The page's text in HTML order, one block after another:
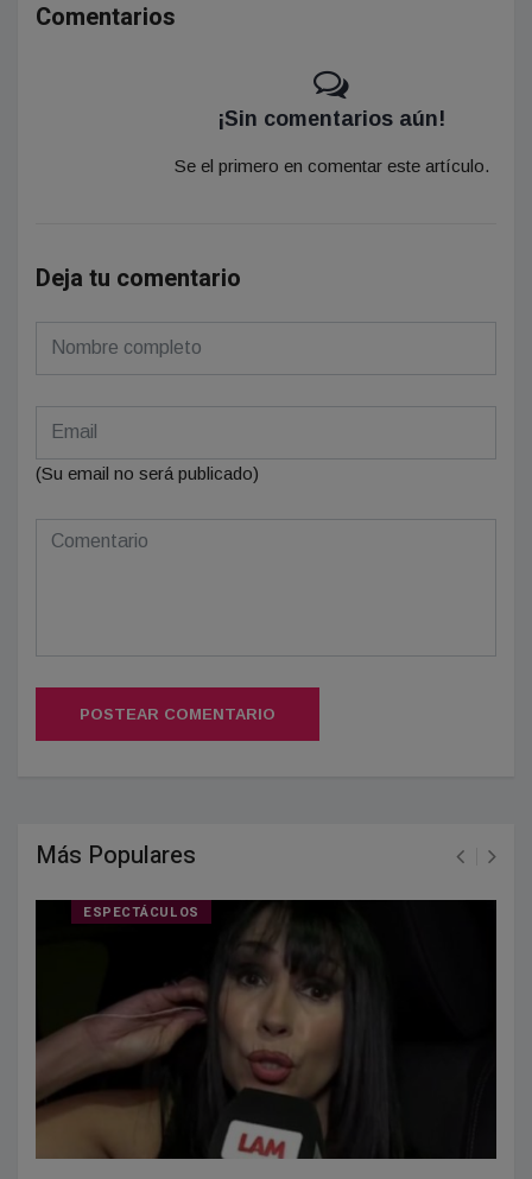
Comentarios
¡Sin comentarios aún!
Se el primero en comentar este artículo.
Deja tu comentario
(Su email no será publicado)
POSTEAR COMENTARIO
Más Populares
ESPECTÁCULOS